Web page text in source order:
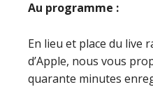
Au programme :
En lieu et place du live
d’Apple, nous vous
quarante minutes